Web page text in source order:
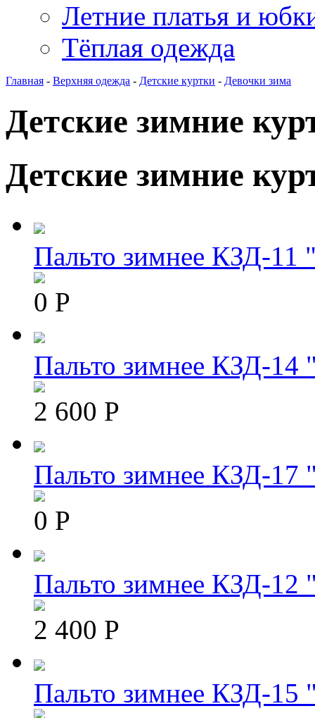
Летние платья и
Тёплая одежда
Главная - Верхняя одежда - Детские куртки - Девочки зима
Детские зимние
Детские зимние
Пальто зимнее КЗД-11
0 Р
Пальто зимнее КЗД-14
2 600 Р
Пальто зимнее КЗД-17
0 Р
Пальто зимнее КЗД-12
2 400 Р
Пальто зимнее КЗД-15